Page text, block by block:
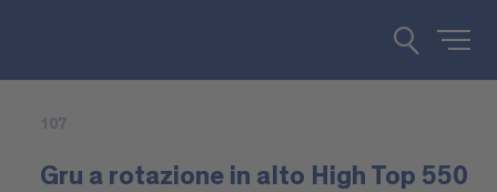
107
Gru a rotazione in alto High Top 550